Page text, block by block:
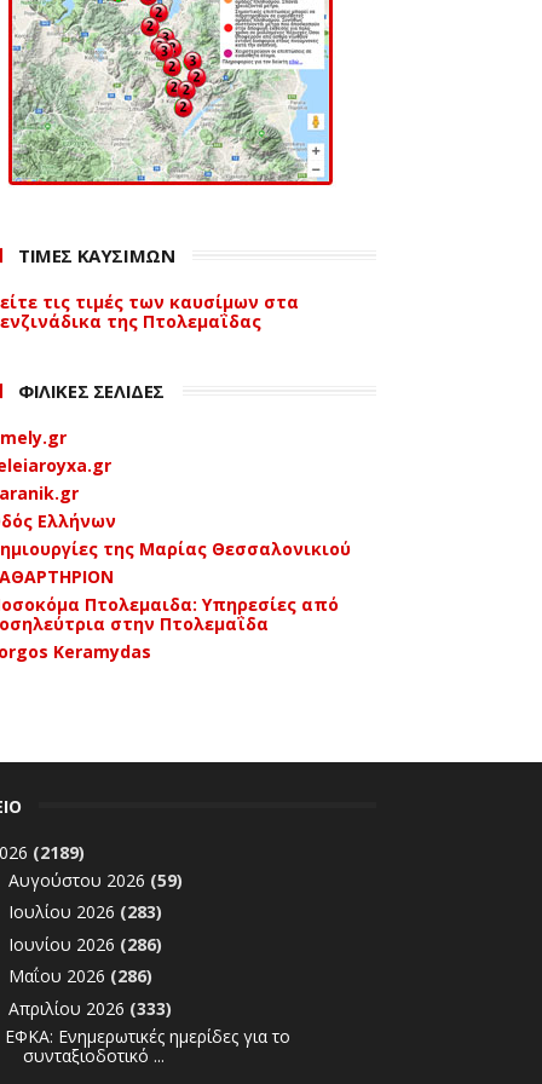
ΤΙΜΕΣ ΚΑΥΣΙΜΩΝ
τις τιμές των καυσίμων στα
της Πτολεμαΐδας
ΦΙΛΙΚΕΣ ΣΕΛΙΔΕΣ
Ελλήνων
της Μαρίας Θεσσαλονικιού
Πτολεμαιδα: Υπηρεσίες από
στην Πτολεμαΐδα
Keramydas
(2189)
Αυγούστου 2026 (59)
Ιουλίου 2026 (283)
Ιουνίου 2026 (286)
Μαΐου 2026 (286)
Απριλίου 2026 (333)
ΕΦΚΑ: Ενημερωτικές ημερίδες για το
συνταξιοδοτικό ...